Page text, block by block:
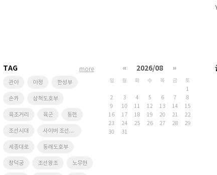
TAG
관아 아정 한성부
손카 삼척도호부
육조거리 육군 동헌
조선시대 사이버 조선왕조
세종대로 동래도호부
창덕궁 조선왕조 노무현
more « 2026/08 »
일 월 화 수 목 금
토
1
2
3 4 5 6 7
8
9
10 11 12 13 14
15
16
17 18 19 20 21
22
23
24 25 26 27 28
29
30
31